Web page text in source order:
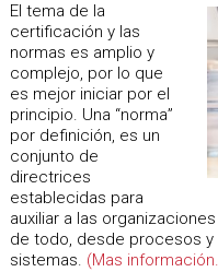
El tema de la
certificación y las
normas es amplio y
complejo, por lo que
es mejor iniciar por el
principio. Una “norma”
por definición, es un
conjunto de
directrices
establecidas para
auxiliar a las
de todo, desde procesos
sistemas. (Mas